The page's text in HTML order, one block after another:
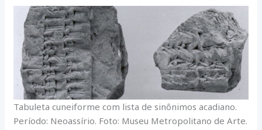
Tabuleta cuneiforme com lista de sinônimos acadiano.
Período: Neoassírio. Foto: Museu Metropolitano de Arte.